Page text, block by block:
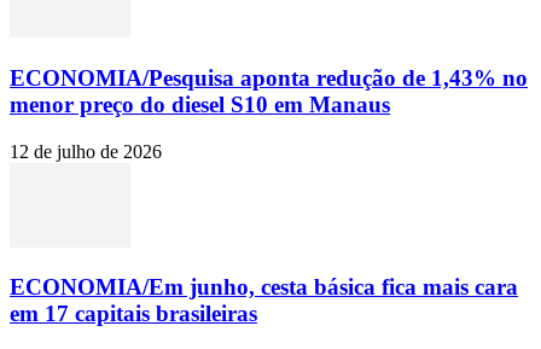
ECONOMIA/Pesquisa aponta redução de 1,43% no
menor preço do diesel S10 em Manaus
12 de julho de 2026
ECONOMIA/Em junho, cesta básica fica mais cara
em 17 capitais brasileiras